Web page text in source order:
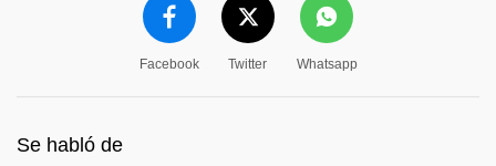
Facebook Twitter Whatsapp
Se habló de